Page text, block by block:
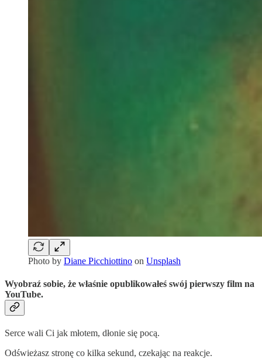
Photo by Diane Picchiottino on Unsplash
Wyobraź sobie, że właśnie opublikowałeś swój pierwszy film na
YouTube.
Serce wali Ci jak młotem, dłonie się pocą.
Odświeżasz stronę co kilka sekund, czekając na reakcje.